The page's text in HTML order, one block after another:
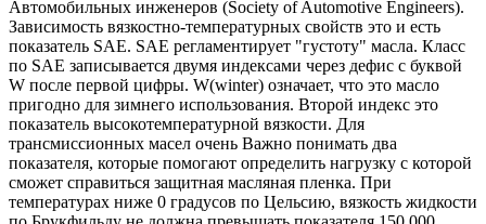
Автомобильных инженеров (Society of Automotive Engineers).
Зависимость вязкостно-температурных свойств это и есть
показатель SAE. SAE регламентирует "густоту" масла. Класс
по SAE записывается двумя индексами через дефис с буквой
W после первой цифры. W(winter) означает, что это масло
пригодно для зимнего использования. Второй индекс это
показатель высокотемпературной вязкости. Для
трансмиссионных масел очень Важно понимать два
показателя, которые помогают определить нагрузку с которой
сможет справиться защитная масляная пленка. При
температурах ниже 0 градусов по Цельсию, вязкость жидкости